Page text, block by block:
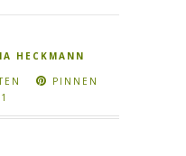
HECKMANN
PINNEN